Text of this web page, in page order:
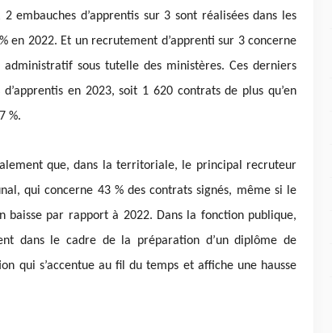
embauches d’apprentis sur 3 sont réalisées dans les
en 2022. Et un recrutement d’apprenti sur 3 concerne
administratif sous tutelle des ministères. Ces derniers
en 2023, soit 1 620 contrats de plus qu’en
%.
que, dans la territoriale, le principal recruteur
qui concerne 43 % des contrats signés, même si le
baisse par rapport à 2022. Dans la fonction publique,
dans le cadre de la préparation d’un diplôme de
qui s’accentue au fil du temps et affiche une hausse